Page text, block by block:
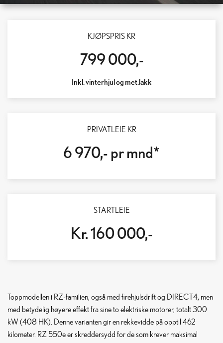
LENGRE REKKEVIDDE – RASKERE LADING – DOBLET HENGERVEKT
KJØPSPRIS KR
799 000,-
Inkl. vinterhjul og met.lakk
PRIVATLEIE KR
6 970,- pr mnd*
STARTLEIE
Kr. 160 000,-
Toppmodellen i RZ-familien, også med firehjulsdrift og DIRECT4, men
med betydelig høyere effekt fra sine to elektriske motorer, totalt 300
kW (408 HK). Denne varianten gir en rekkevidde på opptil 462
kilometer. RZ 550e er skreddersydd for de som krever maksimal